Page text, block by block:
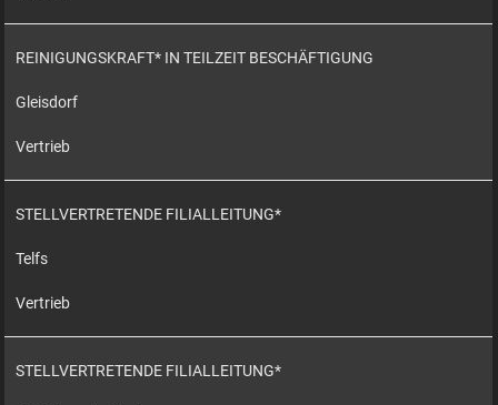
REINIGUNGSKRAFT* IN TEILZEIT BESCHÄFTIGUNG
Gleisdorf
Vertrieb
STELLVERTRETENDE FILIALLEITUNG*
Telfs
Vertrieb
STELLVERTRETENDE FILIALLEITUNG*